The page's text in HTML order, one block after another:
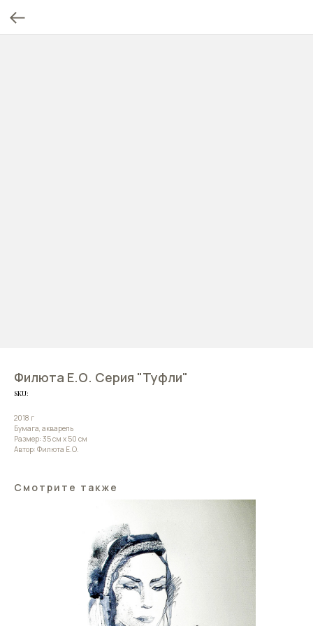
Филюта Е.О. Серия "Туфли"
SKU:
2018 г
Бумага, акварель
Размер: 35 см х 50 см
Автор: Филюта Е.О.
Смотрите также